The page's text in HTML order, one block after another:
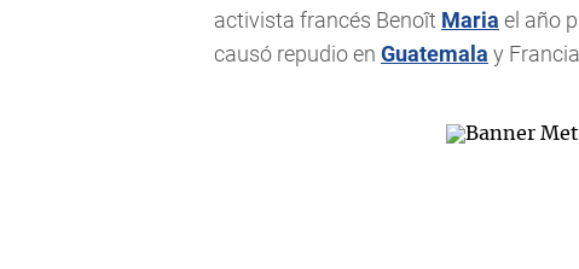
activista francés Benoît Maria el año
causó repudio en Guatemala y